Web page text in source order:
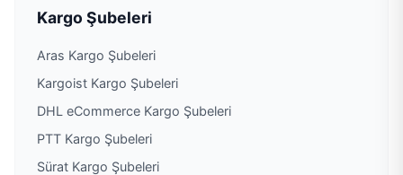
PTT Kargo Düzköy Müdürlüğü
PTT Kargo Erdoğdu Şubesi
PTT Kargo Esiroğlu Şubesi
PTT Kargo Fatih Müdürlüğü
Kargo Şubeleri
Aras Kargo Şubeleri
Kargoist Kargo Şubeleri
DHL eCommerce Kargo Şubeleri
PTT Kargo Şubeleri
Sürat Kargo Şubeleri